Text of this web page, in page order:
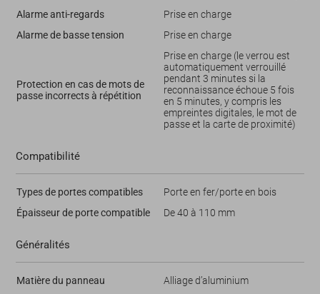
Alarme anti-regards
Prise en charge
Alarme de basse tension
Prise en charge
Protection en cas de mots de
passe incorrects à répétition
Prise en charge (le verrou est
automatiquement verrouillé
pendant 3 minutes si la
reconnaissance échoue 5 fois
en 5 minutes, y compris les
empreintes digitales, le mot de
passe et la carte de proximité)
Compatibilité
Types de portes compatibles
Porte en fer/porte en bois
Épaisseur de porte compatible
De 40 à 110 mm
Généralités
Matière du panneau
Alliage d’aluminium